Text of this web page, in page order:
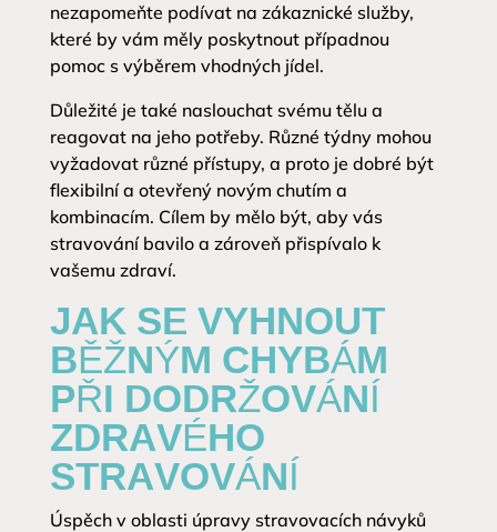
nezapomeňte podívat na zákaznické služby,
které by vám měly poskytnout případnou
pomoc s výběrem vhodných jídel.
Důležité je také naslouchat svému tělu a
reagovat na jeho potřeby. Různé týdny mohou
vyžadovat různé přístupy, a proto je dobré být
flexibilní a otevřený novým chutím a
kombinacím. Cílem by mělo být, aby vás
stravování bavilo a zároveň přispívalo k
vašemu zdraví.
JAK SE VYHNOUT
BĚŽNÝM CHYBÁM
PŘI DODRŽOVÁNÍ
ZDRAVÉHO
STRAVOVÁNÍ
Úspěch v oblasti úpravy stravovacích návyků